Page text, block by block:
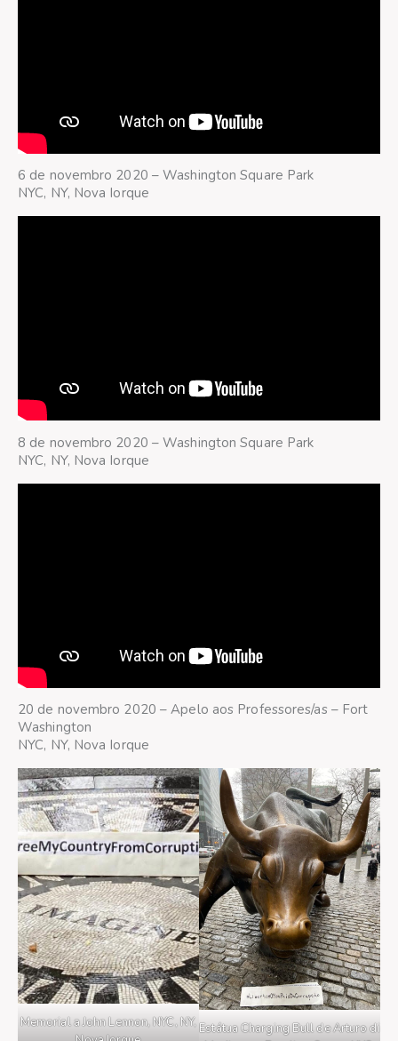
6 de novembro 2020 – Washington Square Park
NYC, NY, Nova Iorque
8 de novembro 2020 – Washington Square Park
NYC, NY, Nova Iorque
20 de novembro 2020 – Apelo aos Professores/as – Fort
Washington
NYC, NY, Nova Iorque
Memorial a John Lennon, NYC, NY,Estátua Charging Bull de Arturo di